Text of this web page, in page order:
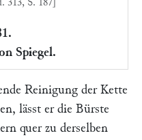
Spiegel.
Reinigung der Kette
lässt er die Bürste
quer zu derselben